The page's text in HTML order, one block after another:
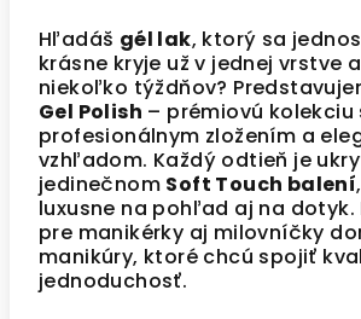
Hľadáš gél lak, ktorý sa
krásne kryje už v jednej vrstve
niekoľko týždňov?
Gel Polish – prémiovú kolekciu
profesionálnym zložením a
vzhľadom. Každý odtieň je
jedinečnom Soft Touch balení
luxusne na pohľad aj na
pre manikérky aj milovníčky
manikúry, ktoré chcú spojiť
jednoduchosť.